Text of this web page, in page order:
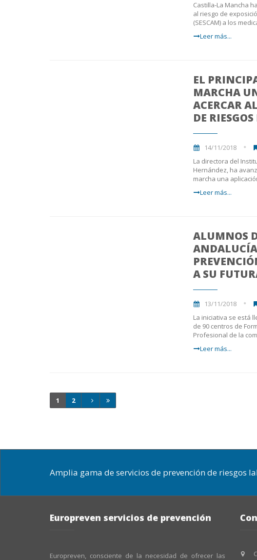
Castilla-La Mancha
al riesgo de
(SESCAM) a los
Leer más...
EL
MARCHA
ACERCAR
DE
14/11/2018
La directora del
Hernández, ha
marcha una
Leer más...
ALUMNOS
A SU
13/11/2018
La iniciativa se está
de 90 centros de
Profesional de la
Leer más...
1 2
Amplia gama de servicios de prevención de riesgos
Europreven servicios de prevención
Europreven, consciente de la necesidad de ofrecer las